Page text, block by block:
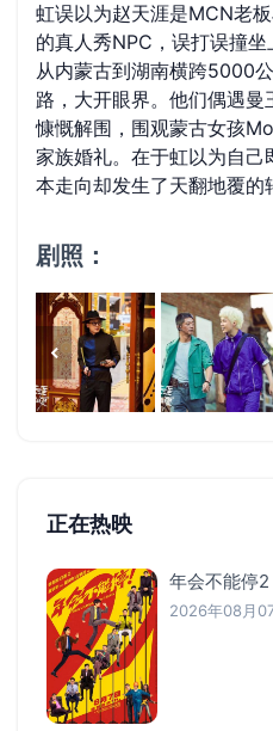
虹误以为赵天涯是MCN老
的真人秀NPC，误打误撞
从内蒙古到湖南横跨5000
路，大开眼界。他们偶遇曼
慷慨解围，围观蒙古女孩
家族婚礼。在于虹以为自
本走向却发生了天翻地覆
剧照：
正在热映
年会不能停2
2026年08月